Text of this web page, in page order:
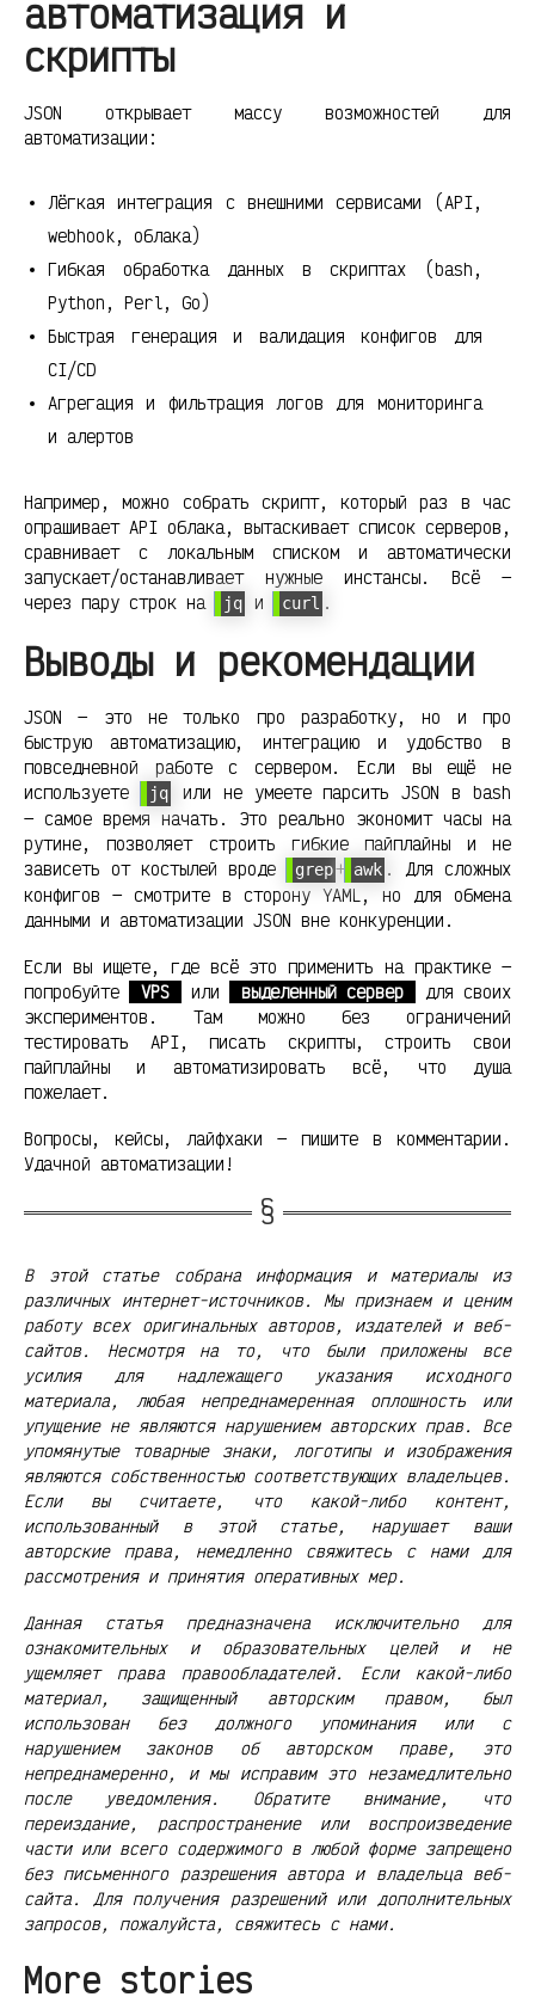
автоматизация и
скрипты
JSON открывает массу возможностей для
автоматизации:
Лёгкая интеграция с внешними сервисами (API,
webhook, облака)
Гибкая обработка данных в скриптах (bash,
Python, Perl, Go)
Быстрая генерация и валидация конфигов для
CI/CD
Агрегация и фильтрация логов для мониторинга
и алертов
Например, можно собрать скрипт, который раз в час
опрашивает API облака, вытаскивает список серверов,
сравнивает с локальным списком и автоматически
запускает/останавливает нужные инстансы. Всё —
через пару строк на
jq и curl .
Выводы и рекомендации
JSON — это не только про разработку, но и про
быструю автоматизацию, интеграцию и удобство в
повседневной работе с сервером. Если вы ещё не
используете
jq
или не умеете парсить JSON в bash
— самое время начать. Это реально экономит часы на
рутине, позволяет строить гибкие пайплайны и не
зависеть от костылей вроде
grep+ awk . Для сложных
конфигов — смотрите в сторону YAML, но для обмена
данными и автоматизации JSON вне конкуренции.
Если вы ищете, где всё это применить на практике —
попробуйте
VPS или выделенный сервер
для своих
экспериментов. Там можно без ограничений
тестировать API, писать скрипты, строить свои
пайплайны и автоматизировать всё, что душа
пожелает.
Вопросы, кейсы, лайфхаки — пишите в комментарии.
Удачной автоматизации!
В этой статье собрана информация и материалы из
различных интернет-источников. Мы признаем и ценим
работу всех оригинальных авторов, издателей и веб-
сайтов. Несмотря на то, что были приложены все
усилия для надлежащего указания исходного
материала, любая непреднамеренная оплошность или
упущение не являются нарушением авторских прав. Все
упомянутые товарные знаки, логотипы и изображения
являются собственностью соответствующих владельцев.
Если вы считаете, что какой-либо контент,
использованный в этой статье, нарушает ваши
авторские права, немедленно свяжитесь с нами для
рассмотрения и принятия оперативных мер.
Данная статья предназначена исключительно для
ознакомительных и образовательных целей и не
ущемляет права правообладателей. Если какой-либо
материал, защищенный авторским правом, был
использован без должного упоминания или с
нарушением законов об авторском праве, это
непреднамеренно, и мы исправим это незамедлительно
после уведомления. Обратите внимание, что
переиздание, распространение или воспроизведение
части или всего содержимого в любой форме запрещено
без письменного разрешения автора и владельца веб-
сайта. Для получения разрешений или дополнительных
запросов, пожалуйста, свяжитесь с нами.
More stories